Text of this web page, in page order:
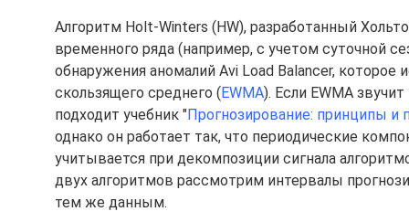
Алгоритм Holt-Winters (HW), разработанный
временного ряда (например, с учетом суточной
обнаружения аномалий Avi Load Balancer,
скользящего среднего (EWMA). Если EWMA
подходит учебник "Прогнозирование: принципы и
однако он работает так, что периодические
учитывается при декомпозиции сигнала
двух алгоритмов рассмотрим интервалы
тем же данным.